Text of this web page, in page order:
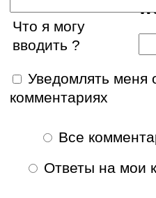
Что я могу
вводить ?
Уведомлять меня
комментариях
Все
Ответы на мои